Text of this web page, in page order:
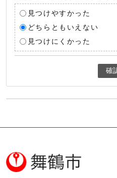
見つけやすかった
どちらともいえない
見つけにくかった
確